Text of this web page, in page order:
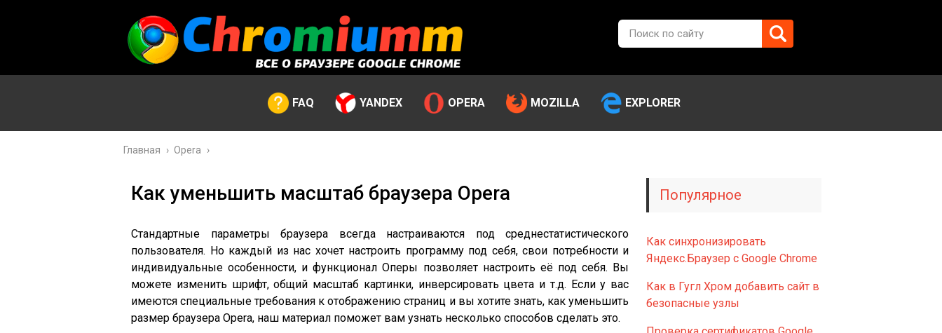
FAQ YANDEX OPERA MOZILLA EXPLORER
Главная › Opera ›
Как уменьшить масштаб браузера Opera
Стандартные параметры браузера всегда настраиваются под среднестатистического
пользователя. Но каждый из нас хочет настроить программу под себя, свои потребности и
индивидуальные особенности, и функционал Оперы позволяет настроить её под себя. Вы
можете изменить шрифт, общий масштаб картинки, инверсировать цвета и т.д. Если у вас
имеются специальные требования к отображению страниц и вы хотите знать, как уменьшить
размер браузера Opera, наш материал поможет вам узнать несколько способов сделать это.
Популярное
Как синхронизировать
Яндекс.Браузер с Google Chrome
Как в Гугл Хром добавить сайт в
безопасные узлы